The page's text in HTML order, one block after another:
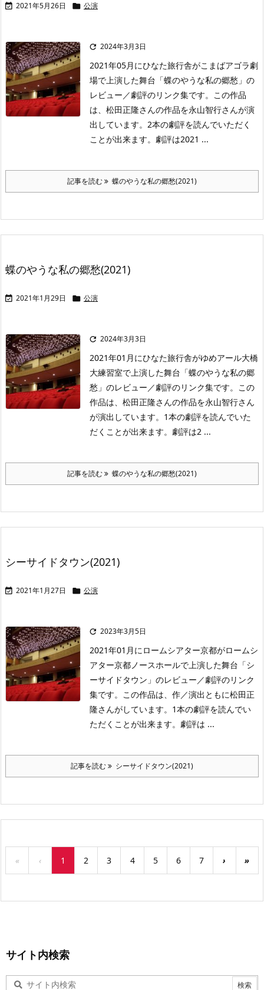
 2021年5月26日  公演
 2024年3月3日
2021年05月にひなた旅行舎がこまばアゴラ劇
場で上演した舞台「蝶のやうな私の郷愁」の
レビュー／劇評のリンク集です。この作品
は、松田正隆さんの作品を永山智行さんが演
出しています。2本の劇評を読んでいただく
ことが出来ます。劇評は2021 ...
記事を読む 蝶のやうな私の郷愁(2021)
蝶のやうな私の郷愁(2021)
 2021年1月29日  公演
 2024年3月3日
2021年01月にひなた旅行舎がゆめアール大橋
大練習室で上演した舞台「蝶のやうな私の郷
愁」のレビュー／劇評のリンク集です。この
作品は、松田正隆さんの作品を永山智行さん
が演出しています。1本の劇評を読んでいた
だくことが出来ます。劇評は2 ...
記事を読む 蝶のやうな私の郷愁(2021)
シーサイドタウン(2021)
 2021年1月27日  公演
 2023年3月5日
2021年01月にロームシアター京都がロームシ
アター京都ノースホールで上演した舞台「シ
ーサイドタウン」のレビュー／劇評のリンク
集です。この作品は、作／演出ともに松田正
隆さんがしています。1本の劇評を読んでい
ただくことが出来ます。劇評は ...
記事を読む シーサイドタウン(2021)
« ‹ 1 2 3 4 5 6 7 › »
サイト内検索